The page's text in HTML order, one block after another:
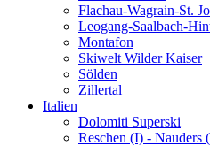
Flachau-Wagrain-St.
Leogang-Saalbach-
Montafon
Skiwelt Wilder Kaiser
Sölden
Zillertal
Italien
Dolomiti Superski
Reschen (I) - Nauders